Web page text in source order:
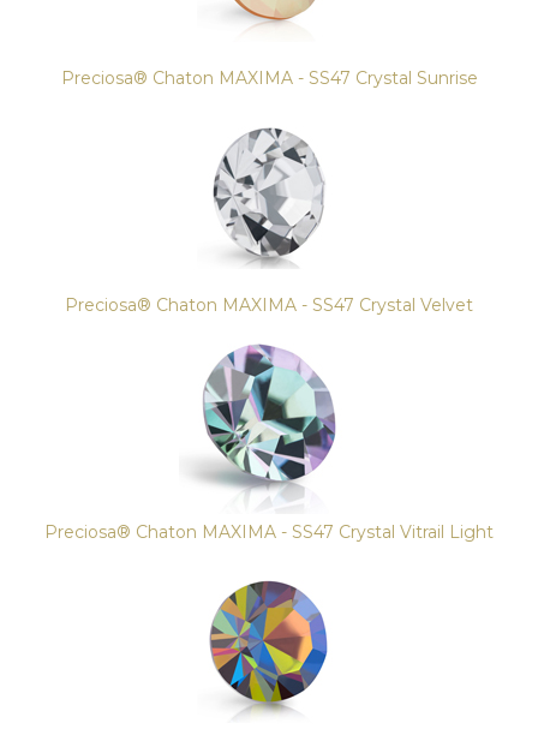
Preciosa® Chaton MAXIMA - SS47 Crystal Sunrise
Preciosa® Chaton MAXIMA - SS47 Crystal Velvet
Preciosa® Chaton MAXIMA - SS47 Crystal Vitrail Light